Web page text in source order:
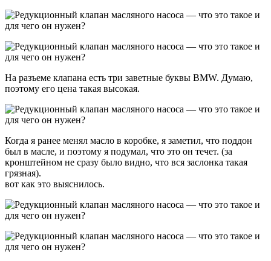
На разъеме клапана есть три заветные буквы BMW. Думаю,
поэтому его цена такая высокая.
Когда я ранее менял масло в коробке, я заметил, что поддон
был в масле, и поэтому я подумал, что это он течет. (за
кронштейном не сразу было видно, что вся заслонка такая
грязная).
вот как это выяснилось.